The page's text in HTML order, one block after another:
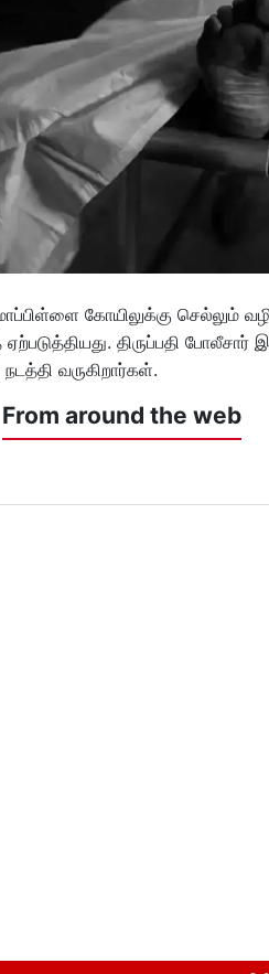
கோயிலுக்கு செல்லும்
திருப்பதி
வருகிறார்கள்.
From around the web